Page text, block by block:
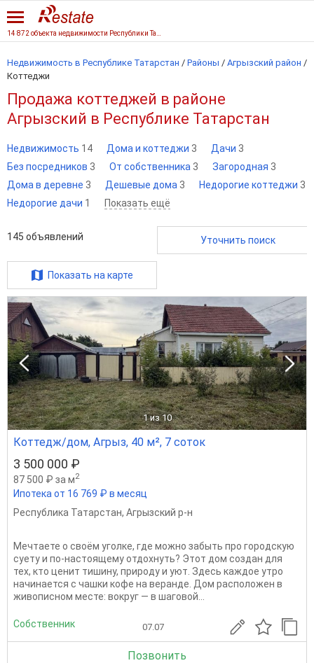
Недвижимость в Республике Татарстан / Районы / Агрызский район /
Коттеджи
Продажа коттеджей в районе
Агрызский в Республике Татарстан
Недвижимость 14 Дома и коттеджи 3 Дачи 3
Без посредников 3 От собственника 3 Загородная 3
Дома в деревне 3 Дешевые дома 3 Недорогие коттеджи 3
Недорогие дачи 1 Показать ещё
145 объявлений Уточнить поиск
Показать на карте
1 из 10
Коттедж/дом, Агрыз, 40 м², 7 соток
3 500 000 ₽
87 500 ₽ за м2
Ипотека от 16 769 ₽ в месяц
Республика Татарстан, Агрызский р-н
Мечтаете о своём уголке, где можно забыть про городскую
суету и по-настоящему отдохнуть? Этот дом создан для
тех, кто ценит тишину, природу и уют. Здесь каждое утро
начинается с чашки кофе на веранде. Дом расположен в
живописном месте: вокруг — в шаговой...
Собственник 07.07
Позвонить